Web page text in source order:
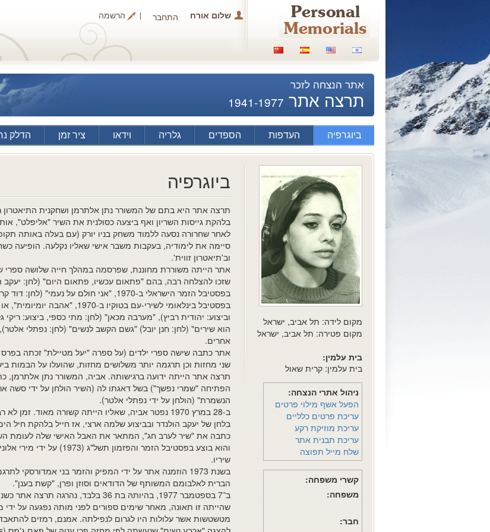
שלום אורח התחבר הרשמה
אתר הנצחה לזכר
תרצה אתר 1941-1977
ביוגרפיה העדפות הספדים גלריה וידאו ציר זמן הדלק
מקום לידה: תל אביב, ישראל
מקום פטירה: תל אביב, ישראל
בית עלמין:
בית עלמין: קרית שאול
ניהול אתרי הנצחה:
הפעל אשף מילוי פרטים
עריכת פרטים כלליים
עריכת מוזיקת רקע
עריכת תבנית אתר
שלח מייל תפוצה
קשרי משפחה:
משפחה:
חבר:
ביוגרפיה
תרצה אתר היא בתם של המשורר נתן אלתרמן ושחקנית
לאחר שחרורה נסעה ללמוד משחק בניו יורק (עם בעלה באותה
סיימה את לימודיה, בעקבות משבר אישי שאליו נקלעה. הופיעה
וב'תיאטרון זווית'.
אתר הייתה משוררת מחוננת, שפרסמה במהלך חייה שלושה ספרי
שזכו להצלחה רבה, בהם "פתאום עכשיו, פתאום היום" (לחן: יעקב
בפסטיבל הזמר הישראלי ב-1970, "אני חולם על
בפסטיבל בינלאומי לשירי-עם
וביצוע: יהודית רביץ), "מערבה מכאן" (לחן: מתי כספי, ביצוע:
הוא שירים" (לחן: חנן יובל) "גשם הקשב לנשים" (לחן: נפתלי
אחרים.
אתר כתבה שישה ספרי ילדים (על ספרה "יעל מטיילת" זכתה בפרס
שני מחזות וכן תרגמה יותר משלושים מחזות, שהועלו על הבמות
תרצה אתר הייתה ידועה ברגישותהּ. אביה, המשורר נתן אלתרמן,
הפתיחה "שמרי נפשך") בשל דאגתו לה (השיר הולחן על ידי סשה
הנשמרת" (הולחן על ידי נפתלי אלטר).
ב-28 במרץ 1970 נפטר אביה, שאליו הייתה קשורה
בלחן של יעקב הולנדר ובביצוע שלמה ארצי, אז חייל בלהקת חיל
כתבה את "שיר לערב חג", המתאר את האבל האישי שלה לעומת
והוא בוצע בפסטיבל הזמר
שיריו.
הברית לאלבומם המשותף של הדודאים וסוזן ופרן, "קשת בענן".
ב־7 בספטמבר 1977, בהיותהּ בת 36
שהייתה זו תאונה, מאחר שימים ספורים לפני מותה נפגעה על ידי
מטשטשות אשר עלולות היו לגרום לנפילתה. אמנם, רמזים